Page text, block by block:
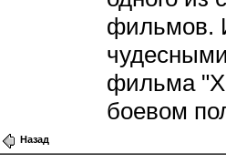
фильмов.
фильма
боевом
Назад